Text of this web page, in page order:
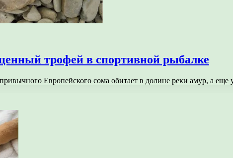
трофей в спортивной рыбалке
Европейского сома обитает в долине реки амур, а